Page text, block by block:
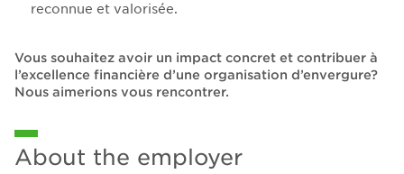
reconnue et valorisée.
Vous souhaitez avoir un impact concret et contribuer à
l’excellence financière d’une organisation d’envergure?
Nous aimerions vous rencontrer.
About the employer